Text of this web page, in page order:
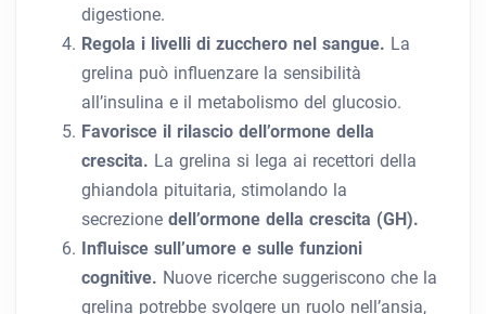
digestione.
Regola i livelli di zucchero nel sangue. La
grelina può influenzare la sensibilità
all’insulina e il metabolismo del glucosio.
Favorisce il rilascio dell’ormone della
crescita. La grelina si lega ai recettori della
ghiandola pituitaria, stimolando la
secrezione dell’ormone della crescita (GH).
Influisce sull’umore e sulle funzioni
cognitive. Nuove ricerche suggeriscono che la
grelina potrebbe svolgere un ruolo nell’ansia,